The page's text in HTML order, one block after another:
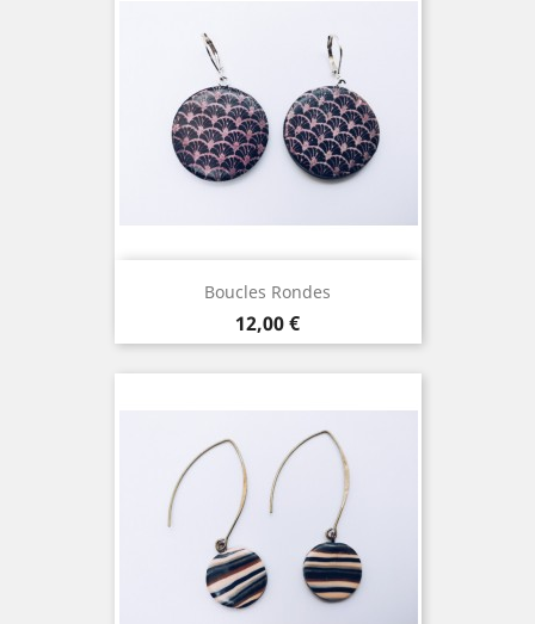
Boucles Rondes
Prix
12,00 €